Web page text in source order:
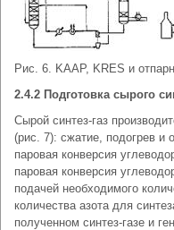
Рис. 6. KAAP, KRES и
2.4.2 Подготовка сырого
Сырой синтез-газ
(рис. 7): сжатие, подогрев и
паровая конверсия
паровая конверсия
подачей необходимого
количества азота для
полученном синтез-газе и